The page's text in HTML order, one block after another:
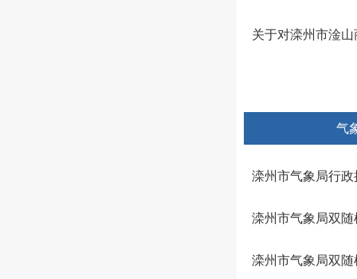
关于对滦州市淦
气
滦州市气象局行政
滦州市气象局双随
滦州市气象局双随